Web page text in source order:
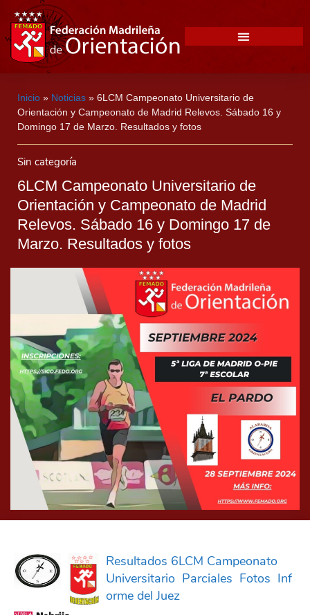
Inicio » Noticias » 6LCM Campeonato Universitario de
Orientación y Campeonato de Madrid Relevos. Sábado 16 y
Domingo 17 de Marzo. Resultados y fotos
Sin categoría
6LCM Campeonato Universitario de
Orientación y Campeonato de Madrid
Relevos. Sábado 16 y Domingo 17 de
Marzo. Resultados y fotos
Resultados 6LCM Campeonato
Universitario Parciales Fotos Inf
orme del Juez